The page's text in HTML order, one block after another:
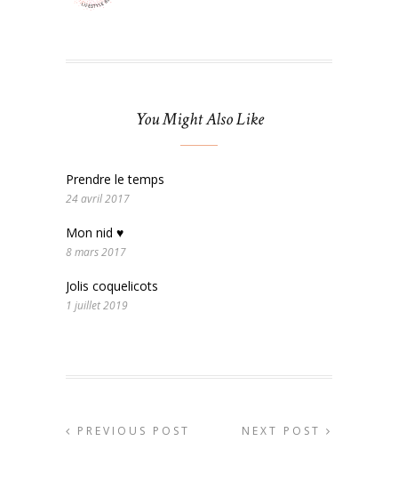
You Might Also Like
Prendre le temps
24 avril 2017
Mon nid ♥
8 mars 2017
Jolis coquelicots
1 juillet 2019
PREVIOUS POST NEXT POST